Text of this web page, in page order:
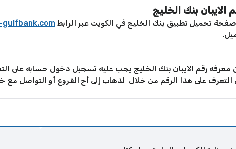
الايبان بنك الخليج
تحميل تطبيق بنك الخليج في الكويت عبر الرابط gulfbank.com
معرفة رقم الايبان بنك الخليج يجب عليه تسجيل دخول حسابه على
التعرف على هذا الرقم من خلال الذهاب إلى أح الفروع أو التواصل مع